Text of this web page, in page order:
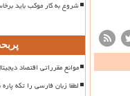
شروع به کار موکب باید
موانع مقرراتی اقتصاد
لطفا زبان فارسی را تکه پاره